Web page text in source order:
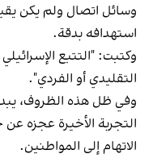
وسائل اتصال ولم يكن
استهدافه بدقة.
وكتبت: "التتبع
التقليدي أو الفردي".
وفي ظل هذه الظروف، يبدو
التجربة الأخيرة عجزه
الاتهام إلى المواطنين.